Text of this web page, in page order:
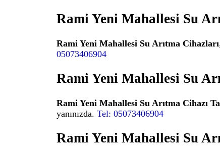
Rami Yeni Mahallesi Su
Rami Yeni Mahallesi Su Arıtma Cihazları
05073406904
Rami Yeni Mahallesi Su
Rami Yeni Mahallesi Su Arıtma Cihazı
yanınızda. Tel: 05073406904
Rami Yeni Mahallesi Su